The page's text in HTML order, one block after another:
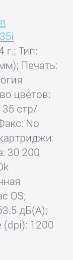
Тип:
Печать:
цветов:
35 стр/
No
30 200
OS;
дБ(А);
1200